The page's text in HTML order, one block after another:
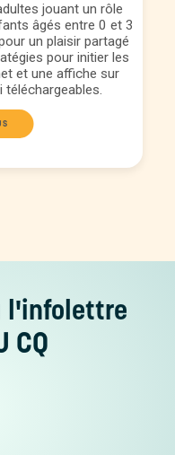
jouant un rôle
âgés entre 0 et 3
un plaisir partagé
pour initier les
et une affiche sur
téléchargeables.
l'infolettre
CQ